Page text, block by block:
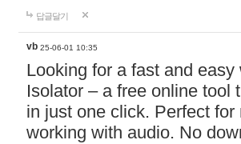
답글달기
vb 25-06-01 10:35
Looking for a fast and
Isolator – a free online tool
in just one click. Perfect
working with audio. No